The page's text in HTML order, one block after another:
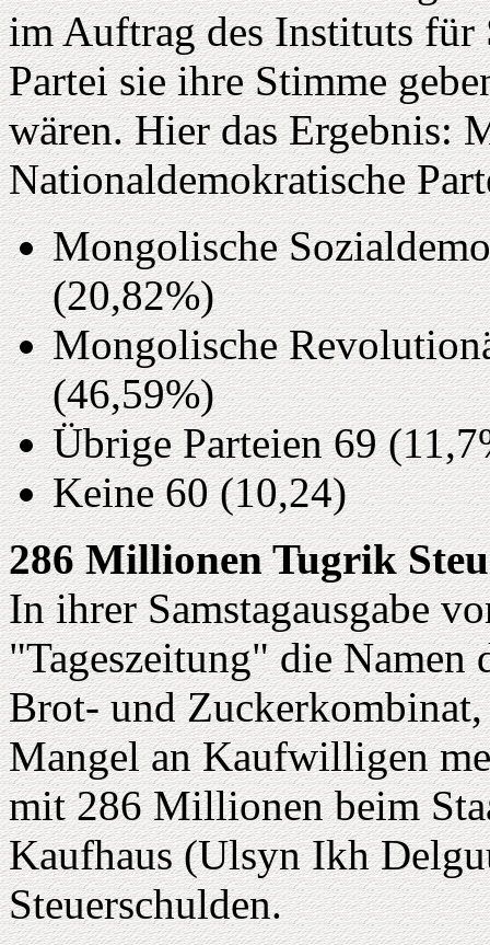
im Auftrag des Instituts
Partei sie ihre Stimme
wären. Hier das Ergebnis:
Nationaldemokratische
Mongolische
(20,82%)
Mongolische
(46,59%)
Übrige Parteien 69
Keine 60 (10,24)
286 Millionen Tugrik
In ihrer Samstagausgabe
"Tageszeitung" die Namen
Brot- und Zuckerkombinat,
Mangel an Kaufwilligen
mit 286 Millionen beim
Kaufhaus (Ulsyn Ikh
Steuerschulden.